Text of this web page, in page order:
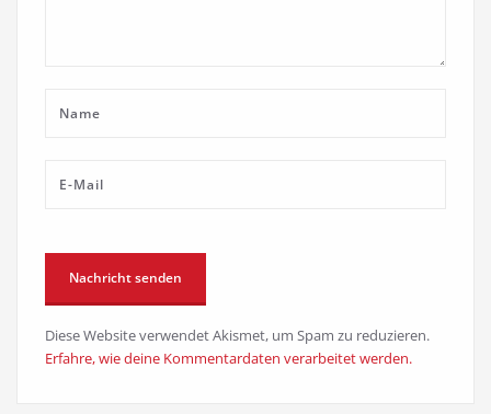
Diese Website verwendet Akismet, um Spam zu reduzieren.
Erfahre, wie deine Kommentardaten verarbeitet werden.